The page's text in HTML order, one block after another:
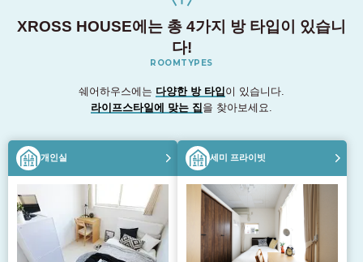
XROSS HOUSE에는 총 4가지 방 타입이 있습니
다!
ROOMTYPES
쉐어하우스에는 다양한 방 타입이 있습니다.
라이프스타일에 맞는 집을 찾아보세요.
개인실 세미 프라이빗